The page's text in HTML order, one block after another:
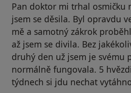
Pan doktor mi trhal osmičku
jsem se děsila. Byl opravdu
mě a samotný zákrok
až jsem se divila. Bez
druhý den už jsem je svému
normálně fungovala. 5
týdnech si jdu nechat